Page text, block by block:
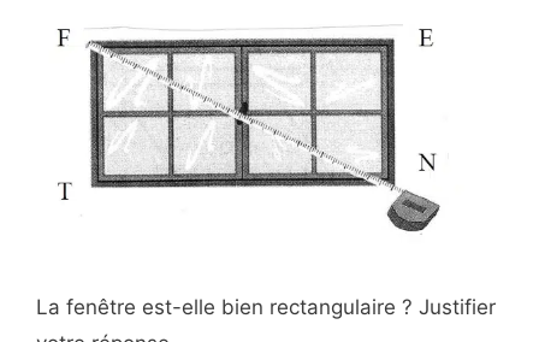
La fenêtre est-elle bien rectangulaire ? Justifier